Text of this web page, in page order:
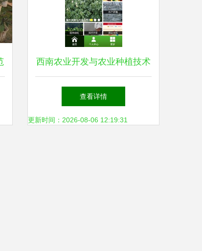
西南农业开发与农业种植技术
下载指南
查看详情
更新时间：2026-08-06 12:19:31